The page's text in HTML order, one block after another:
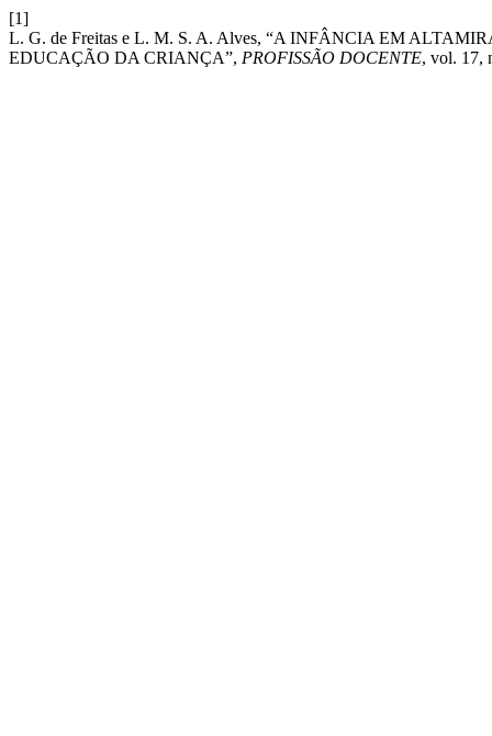
[1]
L. G. de Freitas e L. M. S. A. Alves, “A INFÂNCIA EM
EDUCAÇÃO DA CRIANÇA”, PROFISSÃO DOCENTE, vol. 17,